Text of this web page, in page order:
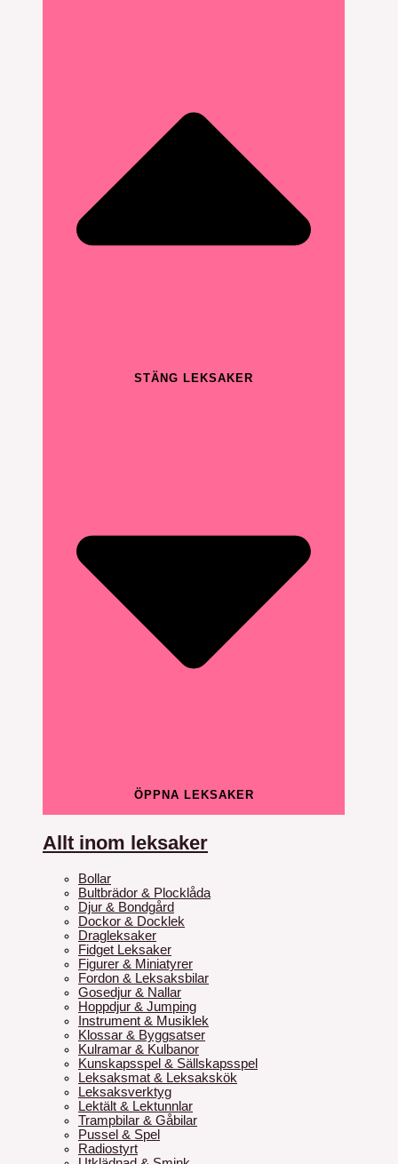
STÄNG LEKSAKER
ÖPPNA LEKSAKER
Allt inom leksaker
Bollar
Bultbrädor & Plocklåda
Djur & Bondgård
Dockor & Docklek
Dragleksaker
Fidget Leksaker
Figurer & Miniatyrer
Fordon & Leksaksbilar
Gosedjur & Nallar
Hoppdjur & Jumping
Instrument & Musiklek
Klossar & Byggsatser
Kulramar & Kulbanor
Kunskapsspel & Sällskapsspel
Leksaksmat & Leksakskök
Leksaksverktyg
Lektält & Lektunnlar
Trampbilar & Gåbilar
Pussel & Spel
Radiostyrt